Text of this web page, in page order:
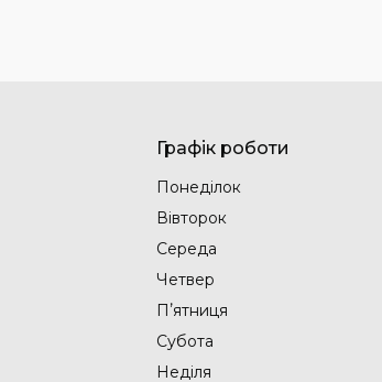
Графік роботи
Понеділок
Вівторок
Середа
Четвер
Пʼятниця
Субота
Неділя